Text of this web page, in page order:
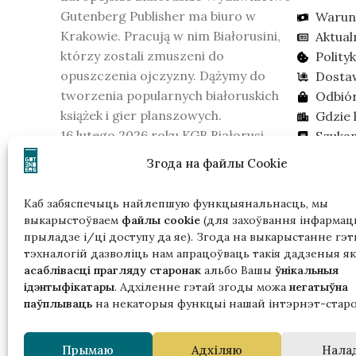
Згода на файлы Cookie
Каб забяспечыць найлепшую функцыянальнасць, мы
выкарыстоўваем файлы cookie (для захоўвання
прыладзе і/ці доступу да яе). Згода на выкарыстанне
тэхналогій дазволіць нам апрацоўваць такія дадзеныя як
асаблівасці прагляду старонак альбо Вашы ўнікальныя
ідэнтыфікатары. Адхіленне гэтай згоды можа негатыўна
паўплываць на некаторыя функцыі нашай інтэрнэт-
Прымаю Адхіляю
Gutenberg Publisher ma biuro w
Krakowie. Pracują w nim Białorusini,
którzy zostali zmuszeni do
opuszczenia ojczyzny. Dążymy do
tworzenia popularnych białoruskich
książek i gier planszowych.
16 lutego 2026 roku KGB Białorusi
uznało wydawnictwo za formację
ekstremistyczną. Prosimy wziąć to
pod uwagę, jeśli mieszkasz na
Białorusi.
Gdzie